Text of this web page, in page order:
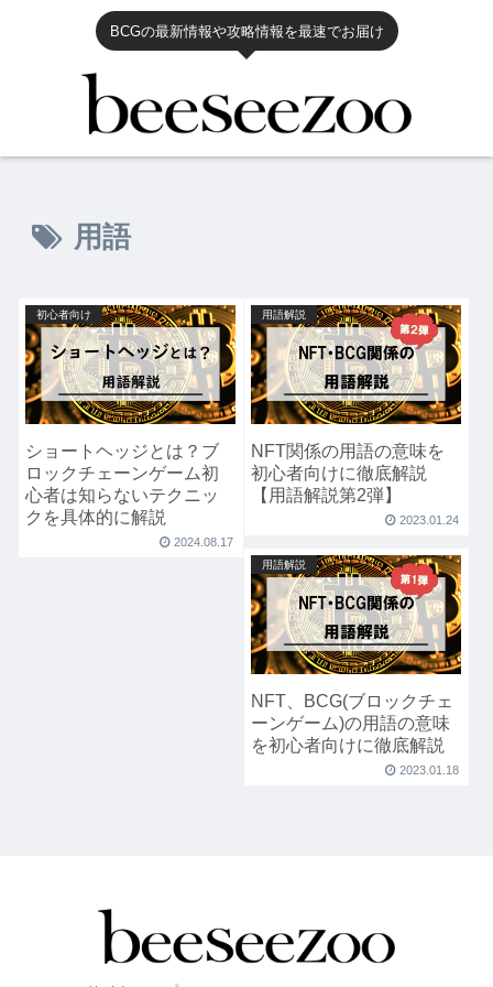
BCGの最新情報や攻略情報を最速でお届け
用語
初心者向け
ショートヘッジとは？ブ
ロックチェーンゲーム初
心者は知らないテクニッ
クを具体的に解説
2024.08.17
用語解説
NFT関係の用語の意味を
初心者向けに徹底解説
【用語解説第2弾】
2023.01.24
用語解説
NFT、BCG(ブロックチェ
ーンゲーム)の用語の意味
を初心者向けに徹底解説
2023.01.18